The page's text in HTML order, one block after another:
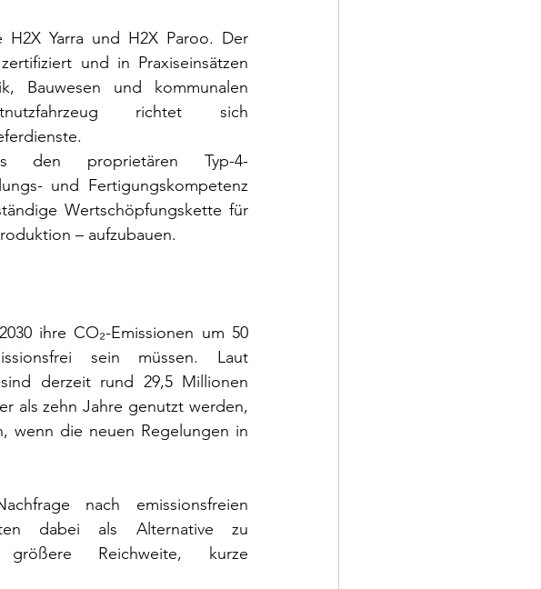
Yarra und H2X Paroo. Der
und in Praxiseinsätzen
und kommunalen
richtet sich
proprietären Typ-4-
und Fertigungskompetenz
Wertschöpfungskette für
– aufzubauen.
ihre CO₂-Emissionen um 50
sein müssen. Laut
derzeit rund 29,5 Millionen
als zehn Jahre genutzt werden,
wenn die neuen Regelungen in
nach emissionsfreien
dabei als Alternative zu
Reichweite, kurze